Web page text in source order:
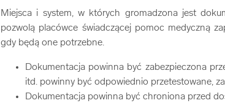
Miejsca i system, w których gromadzona jest
pozwolą placówce świadczącej pomoc medyczną
gdy będą one potrzebne.
Dokumentacja powinna być zabezpieczona
itd. powinny być odpowiednio przetestowane,
Dokumentacja powinna być chroniona przed